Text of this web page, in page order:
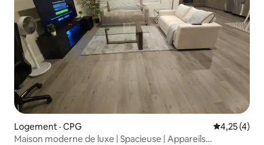
Logement · CPG Note
4,25 (4)
Maison moderne de luxe | Spacieuse | Appareils